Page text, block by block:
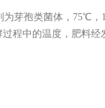
为芽孢类菌体，75℃，
程中的温度，肥料经